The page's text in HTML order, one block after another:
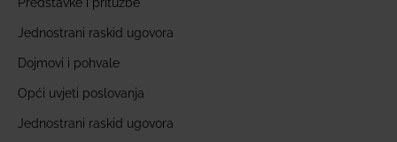
Predstavke i pritužbe
Jednostrani raskid ugovora
Dojmovi i pohvale
Opći uvjeti poslovanja
Jednostrani raskid ugovora